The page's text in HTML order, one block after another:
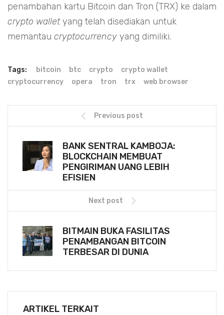
penambahan kartu Bitcoin dan Tron (TRX) ke dalam
crypto walletyang telah disediakan untuk
memantau cryptocurrency yang dimiliki.
Tags: bitcoin btc crypto
crypto wallet
cryptocurrency
opera tron trx web browser
Previous post
BANK SENTRAL KAMBOJA:
BLOCKCHAIN MEMBUAT
PENGIRIMAN UANG LEBIH
EFISIEN
Next post
BITMAIN BUKA FASILITAS
PENAMBANGAN BITCOIN
TERBESAR DI DUNIA
ARTIKEL TERKAIT